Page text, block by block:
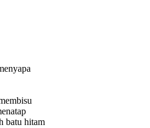
batu hitam